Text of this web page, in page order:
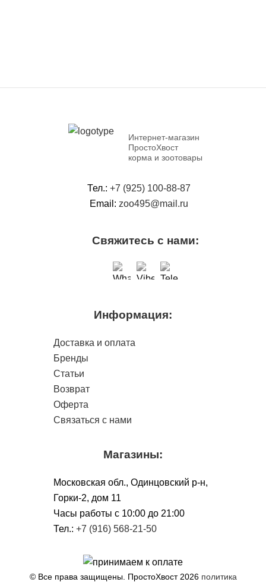
Интернет-магазин
ПростоХвост
корма и зоотовары
Тел.:+7 (925) 100-88-87
Email:zoo495@mail.ru
Свяжитесь с нами:
Информация:
Доставка и оплата
Бренды
Статьи
Возврат
Оферта
Связаться с нами
Магазины:
Московская обл., Одинцовский р-н,
Горки-2, дом 11
Чacы работы с 10:00 до 21:00
Тел.:+7 (916) 568-21-50
© Все права защищены. ПростоХвост 2026 политика